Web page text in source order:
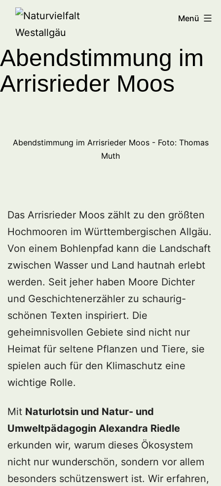
Zum
Naturvielfalt
Westallgäu
Menü
Abendstimmung im
Arrisrieder Moos
Abendstimmung im Arrisrieder Moos - Foto: Thomas
Muth
Das Arrisrieder Moos zählt zu den größten
Hochmooren im Württembergischen Allgäu.
Von einem Bohlenpfad kann die Landschaft
zwischen Wasser und Land hautnah erlebt
werden. Seit jeher haben Moore Dichter
und Geschichtenerzähler zu schaurig-
schönen Texten inspiriert. Die
geheimnisvollen Gebiete sind nicht nur
Heimat für seltene Pflanzen und Tiere, sie
spielen auch für den Klimaschutz eine
wichtige Rolle.
Mit Naturlotsin und Natur- und
Umweltpädagogin Alexandra Riedle
erkunden wir, warum dieses Ökosystem
nicht nur wunderschön, sondern vor allem
besonders schützenswert ist. Wir erfahren,